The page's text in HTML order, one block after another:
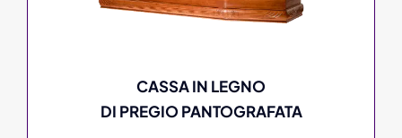
CASSA IN LEGNO
DI PREGIO PANTOGRAFATA